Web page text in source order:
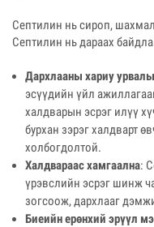
Септилин нь сироп,
Септилин нь дараах
Дархлааны хариу
эсүүдийн үйл
халдварын эсрэг илүү
бурхан зэрэг халдварт
холбогдолтой.
Халдвараас хамгаална:
үрэвслийн эсрэг шинж
зогсоож, дархлааг
Биеийн ерөнхий эрүүл